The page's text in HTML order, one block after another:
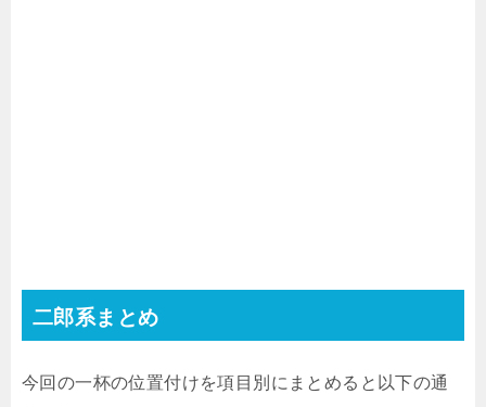
二郎系まとめ
今回の一杯の位置付けを項目別にまとめると以下の通